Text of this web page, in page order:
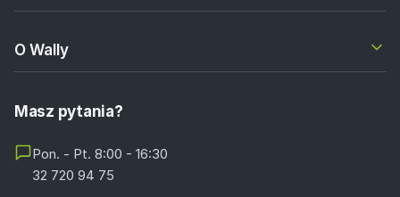
O Wally
Masz pytania?
Pon. - Pt. 8:00 - 16:30
32 720 94 75